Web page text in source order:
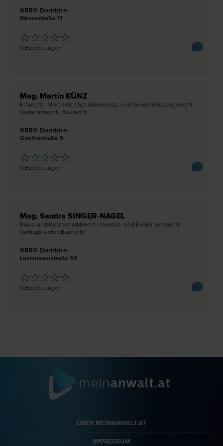
6850 Dornbirn
Messestraße 11
0 Bewertungen
Mag. Martin KÜNZ
Erb­recht | Miet­recht | Schadenersatz- und Gewährleistungs­recht |
Verkehrs­recht | Bau­recht
6850 Dornbirn
Goethestraße 5
0 Bewertungen
Mag. Sandra SINGER-NAGEL
Bank- und Kapitalmarkt­recht | Inkasso- und Exekutions­recht |
Vertrags­recht | Bau­recht
6850 Dornbirn
Lustenauerstraße 64
0 Bewertungen
ÜBER MEINANWALT.AT
IMPRESSUM